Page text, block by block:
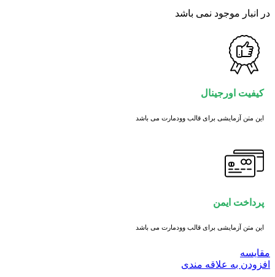
در انبار موجود نمی باشد
کیفیت اورجینال
این متن آزمایشی برای قالب وودمارت می باشد
پرداخت ایمن
این متن آزمایشی برای قالب وودمارت می باشد
مقايسه
افزودن به علاقه مندی